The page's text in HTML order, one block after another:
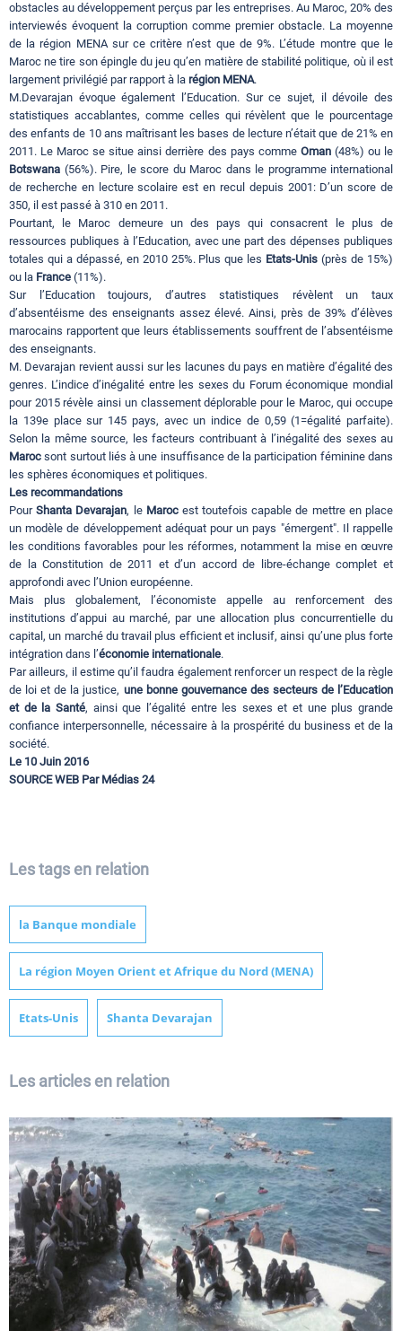
obstacles au développement perçus par les entreprises. Au Maroc, 20% des
interviewés évoquent la corruption comme premier obstacle. La moyenne
de la région MENA sur ce critère n’est que de 9%. L’étude montre que le
Maroc ne tire son épingle du jeu qu’en matière de stabilité politique, où il est
largement privilégié par rapport à la région MENA.
M.Devarajan évoque également l’Education. Sur ce sujet, il dévoile des
statistiques accablantes, comme celles qui révèlent que le pourcentage
des enfants de 10 ans maîtrisant les bases de lecture n’était que de 21% en
2011. Le Maroc se situe ainsi derrière des pays comme Oman(48%) ou le
Botswana (56%). Pire, le score du Maroc dans le programme international
de recherche en lecture scolaire est en recul depuis 2001: D’un score de
350, il est passé à 310 en 2011.
Pourtant, le Maroc demeure un des pays qui consacrent le plus de
ressources publiques à l’Education, avec une part des dépenses publiques
totales qui a dépassé, en 2010 25%. Plus que les Etats-Unis (près de 15%)
ou la France (11%).
Sur l’Education toujours, d’autres statistiques révèlent un taux
d’absentéisme des enseignants assez élevé. Ainsi, près de 39% d’élèves
marocains rapportent que leurs établissements souffrent de l’absentéisme
des enseignants.
M. Devarajan revient aussi sur les lacunes du pays en matière d’égalité des
genres. L’indice d’inégalité entre les sexes du Forum économique mondial
pour 2015 révèle ainsi un classement déplorable pour le Maroc, qui occupe
la 139e place sur 145 pays, avec un indice de 0,59 (1=égalité parfaite).
Selon la même source, les facteurs contribuant à l’inégalité des sexes au
Maroc sont surtout liés à une insuffisance de la participation féminine dans
les sphères économiques et politiques.
Les recommandations
PourShanta Devarajan, le Marocest toutefois capable de mettre en place
un modèle de développement adéquat pour un pays "émergent". Il rappelle
les conditions favorables pour les réformes, notamment la mise en œuvre
de la Constitution de 2011 et d’un accord de libre-échange complet et
approfondi avec l’Union européenne.
Mais plus globalement, l’économiste appelle au renforcement des
institutions d’appui au marché, par une allocation plus concurrentielle du
capital, un marché du travail plus efficient et inclusif, ainsi qu’une plus forte
intégration dans l’économie internationale.
Par ailleurs, il estime qu’il faudra également renforcer un respect de la règle
de loi et de la justice, une bonne gouvernance des secteurs de l’Education
et de la Santé, ainsi que l’égalité entre les sexes et et une plus grande
confiance interpersonnelle, nécessaire à la prospérité du business et de la
société.
Le 10 Juin 2016
SOURCE WEB Par Médias 24
Les tags en relation
la Banque mondiale
La région Moyen Orient et Afrique du Nord (MENA)
Etats-Unis Shanta Devarajan
Les articles en relation